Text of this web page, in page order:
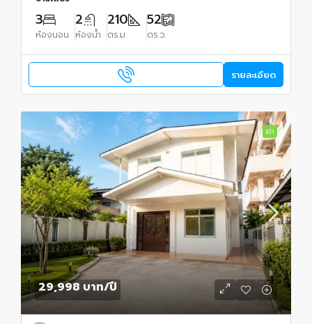
3
ห้องนอน
2
ห้องน้ำ
210
ตร.ม.
52
ตร.ว.
รายละเอียด
เช่า
29,998 บาท/ปี